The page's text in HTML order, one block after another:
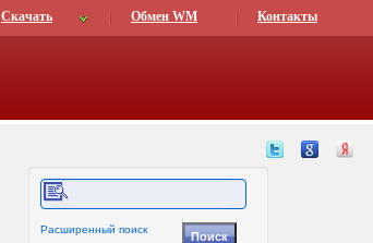
Скачать Обмен WM Контакты
Расширенный поиск